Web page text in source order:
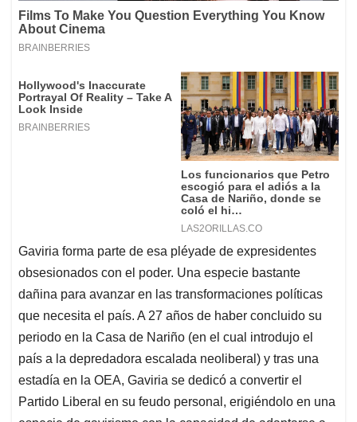
Gaviria forma parte de esa pléyade de expresidentes
obsesionados con el poder. Una especie bastante
dañina para avanzar en las transformaciones políticas
que necesita el país. A 27 años de haber concluido su
periodo en la Casa de Nariño (en el cual introdujo el
país a la depredadora escalada neoliberal) y tras una
estadía en la OEA, Gaviria se dedicó a convertir el
Partido Liberal en su feudo personal, erigiéndolo en una